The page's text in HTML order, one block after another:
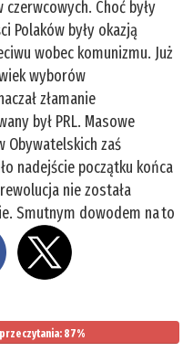
Choć były
Polaków były okazją
wobec komunizmu. Już
wyborów
złamanie
był PRL. Masowe
Obywatelskich zaś
nadejście początku końca
nie została
Smutnym dowodem na to
87%